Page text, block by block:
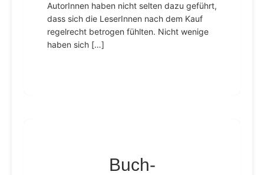
AutorInnen haben nicht selten dazu geführt,
dass sich die LeserInnen nach dem Kauf
regelrecht betrogen fühlten. Nicht wenige
haben sich […]
Buch-